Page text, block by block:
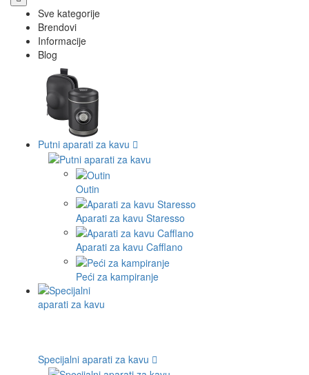
Sve kategorije
Brendovi
Informacije
Blog
Putni aparati za kavu
Outin
Aparati za kavu Staresso
Aparati za kavu Cafflano
Peći za kampiranje
Specijalni aparati za kavu